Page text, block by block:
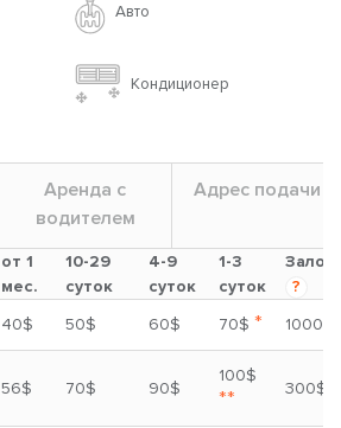
Авто
Кондиционер
Аренда с
водителем
Адрес подачи
от 1
мес.
10-29
суток
4-9
суток
1-3
суток
Залог
?
40$ 50$ 60$ 70$ *
1000$
56$ 70$ 90$
100$
** 300$